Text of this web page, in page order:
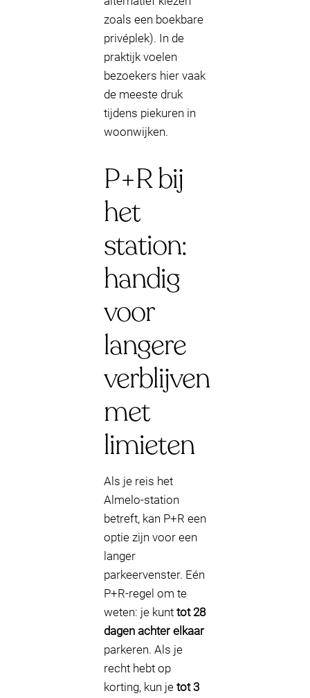
zoals een boekbare
privéplek). In de
praktijk voelen
bezoekers hier vaak
de meeste druk
tijdens piekuren in
woonwijken.
P+R bij
het
station:
handig
voor
langere
verblijven
met
limieten
Als je reis het
Almelo-station
betreft, kan P+R een
optie zijn voor een
langer
parkeervenster. Eén
P+R-regel om te
weten: je kunt tot 28
dagen achter elkaar
parkeren. Als je
recht hebt op
korting, kun je tot 3